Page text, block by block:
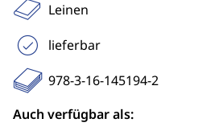
Leinen
lieferbar
978-3-16-145194-2
Auch verfügbar als: